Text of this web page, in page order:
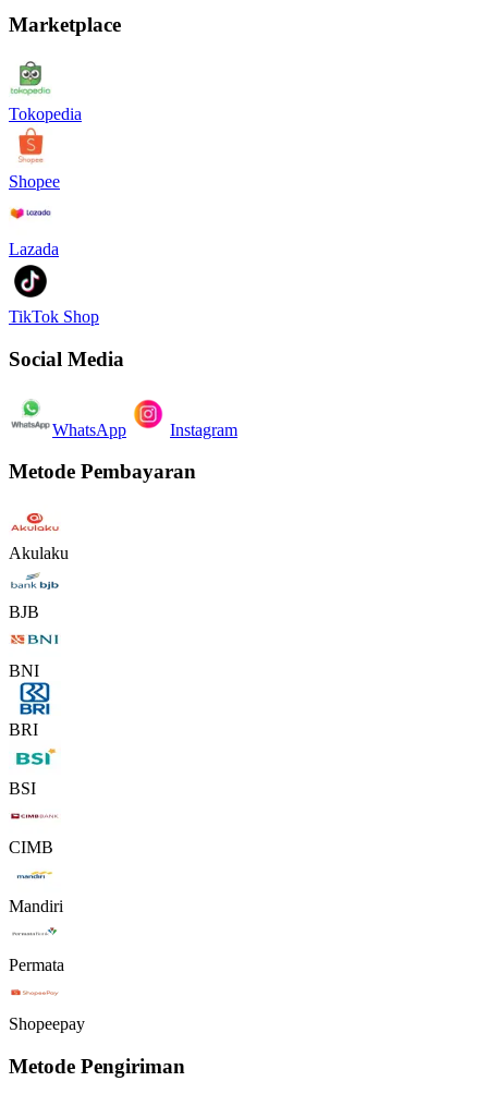
Marketplace
Tokopedia
Shopee
Lazada
TikTok Shop
Social Media
WhatsApp Instagram
Metode Pembayaran
Akulaku
BJB
BNI
BRI
BSI
CIMB
Mandiri
Permata
Shopeepay
Metode Pengiriman